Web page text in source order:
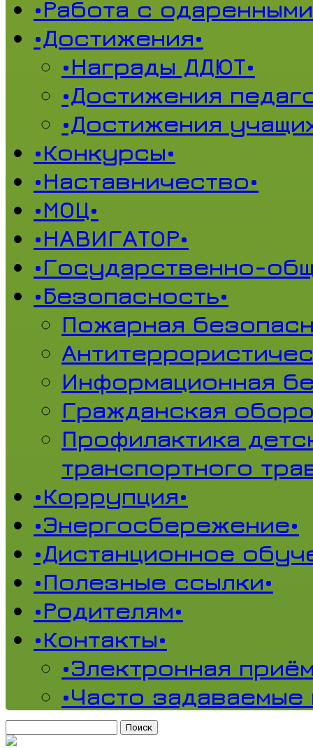
•Работа с
•Достижения•
•Награды ДДЮТ•
•Достижения
•Достижения
•Конкурсы•
•Наставничество•
•МОЦ•
•НАВИГАТОР•
•Государственно-
•Безопасность•
Пожарная
Информационная
Гражданская
Профилактика
транспортного
•Коррупция•
•Энергосбережение•
•Дистанционное
•Полезные ссылки•
•Родителям•
•Контакты•
•Электронная
•Часто